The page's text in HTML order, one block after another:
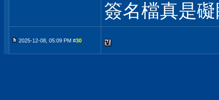
簽名檔真是
2025-12-08, 05:09 PM #30